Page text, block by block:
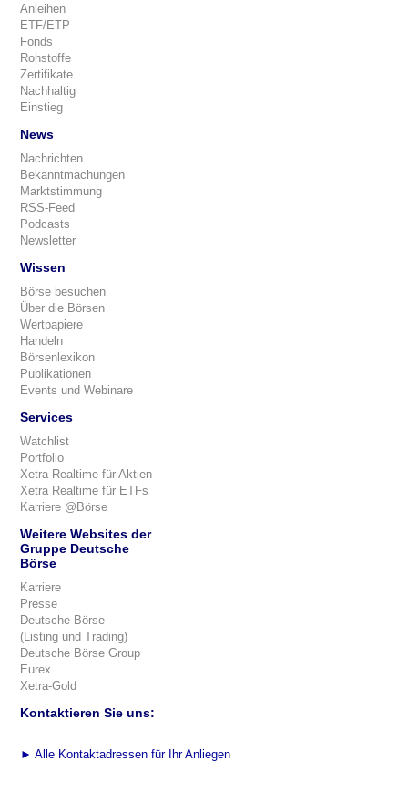
Anleihen
ETF/ETP
Fonds
Rohstoffe
Zertifikate
Nachhaltig
Einstieg
News
Nachrichten
Bekanntmachungen
Marktstimmung
RSS-Feed
Podcasts
Newsletter
Wissen
Börse besuchen
Über die Börsen
Wertpapiere
Handeln
Börsenlexikon
Publikationen
Events und Webinare
Services
Watchlist
Portfolio
Xetra Realtime für Aktien
Xetra Realtime für ETFs
Karriere @Börse
Weitere Websites der
Gruppe Deutsche
Börse
Karriere
Presse
Deutsche Börse
(Listing und Trading)
Deutsche Börse Group
Eurex
Xetra-Gold
Kontaktieren Sie uns:
► Alle Kontaktadressen für Ihr Anliegen